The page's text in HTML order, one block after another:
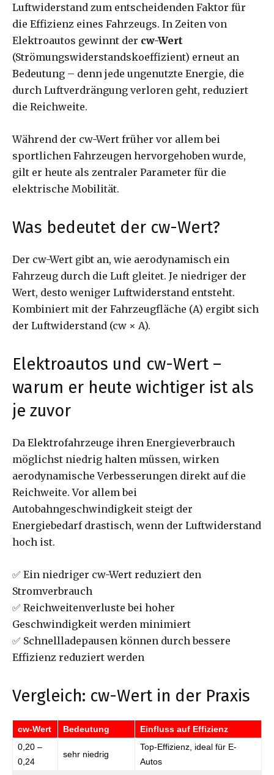
Luftwiderstand zum entscheidenden Faktor für
die Effizienz eines Fahrzeugs. In Zeiten von
Elektroautos gewinnt der cw-Wert
(Strömungswiderstandskoeffizient) erneut an
Bedeutung – denn jede ungenutzte Energie, die
durch Luftverdrängung verloren geht, reduziert
die Reichweite.
Während der cw-Wert früher vor allem bei
sportlichen Fahrzeugen hervorgehoben wurde,
gilt er heute als zentraler Parameter für die
elektrische Mobilität.
Was bedeutet der cw-Wert?
Der cw-Wert gibt an, wie aerodynamisch ein
Fahrzeug durch die Luft gleitet. Je niedriger der
Wert, desto weniger Luftwiderstand entsteht.
Kombiniert mit der Fahrzeugfläche (A) ergibt sich
der Luftwiderstand (cw × A).
Elektroautos und cw-Wert –
warum er heute wichtiger ist als
je zuvor
Da Elektrofahrzeuge ihren Energieverbrauch
möglichst niedrig halten müssen, wirken
aerodynamische Verbesserungen direkt auf die
Reichweite. Vor allem bei
Autobahngeschwindigkeit steigt der
Energiebedarf drastisch, wenn der Luftwiderstand
hoch ist.
✅ Ein niedriger cw-Wert reduziert den
Stromverbrauch
✅ Reichweitenverluste bei hoher
Geschwindigkeit werden minimiert
✅ Schnellladepausen können durch bessere
Effizienz reduziert werden
Vergleich: cw-Wert in der Praxis
cw-Wert Bedeutung
Einfluss auf Effizienz
0,20 –
0,24
sehr niedrig
Top-Effizienz, ideal für E-
Autos